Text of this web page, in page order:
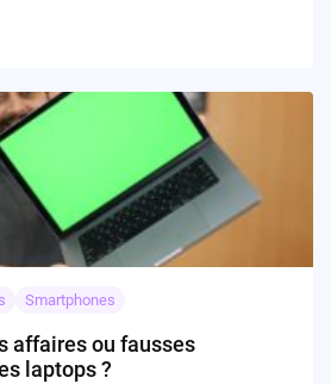
Smartphones
affaires ou fausses
laptops ?